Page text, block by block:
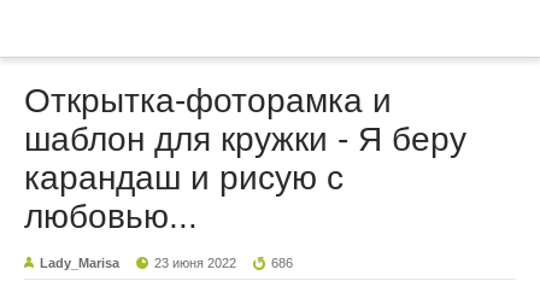
Открытка-фоторамка и
шаблон для кружки - Я беру
карандаш и рисую с
любовью...
Lady_Marisa 23 июня 2022 686